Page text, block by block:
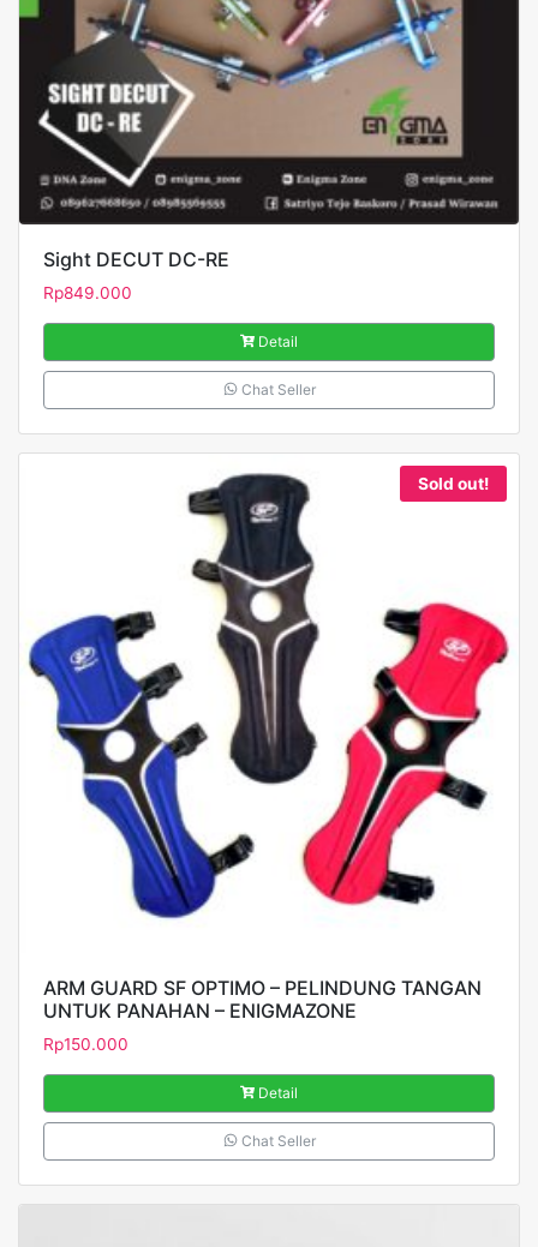
Sight DECUT DC-RE
Rp849.000
Detail
Chat Seller
Sold out!
ARM GUARD SF OPTIMO – PELINDUNG TANGAN
UNTUK PANAHAN – ENIGMAZONE
Rp150.000
Detail
Chat Seller